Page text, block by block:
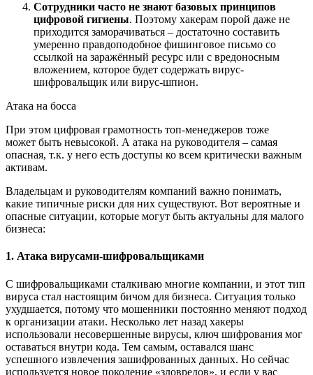
Сотрудники часто не знают базовых принципов
цифровой гигиены. Поэтому хакерам порой даже не
приходится заморачиваться – достаточно составить
умеренно правдоподобное фишинговое письмо со
ссылкой на заражённый ресурс или с вредоносным
вложением, которое будет содержать вирус-
шифровальщик или вирус-шпион.
Атака на босса
При этом цифровая грамотность топ-менеджеров тоже
может быть невысокой. А атака на руководителя – самая
опасная, т.к. у него есть доступы ко всем критически важным
активам.
Владельцам и руководителям компаний важно понимать,
какие типичные риски для них существуют. Вот вероятные и
опасные ситуации, которые могут быть актуальны для малого
бизнеса:
1. Атака вирусами-шифровальщиками
С шифровальщиками сталкиваю многие компании, и этот тип
вируса стал настоящим бичом для бизнеса. Ситуация только
ухудшается, потому что мошенники постоянно меняют подход
к организации атаки. Несколько лет назад хакеры
использовали несовершенные вирусы, ключ шифрования мог
оставаться внутри кода. Тем самым, оставался шанс
успешного извлечения зашифрованных данных. Но сейчас
используется новое поколение «зловредов», и если у вас